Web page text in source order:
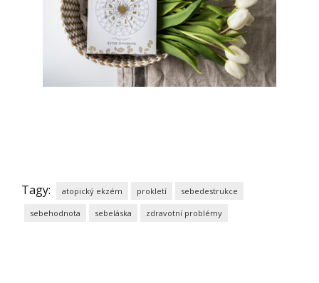
Tagy: atopický ekzém prokletí sebedestrukce
sebehodnota sebeláska zdravotní problémy